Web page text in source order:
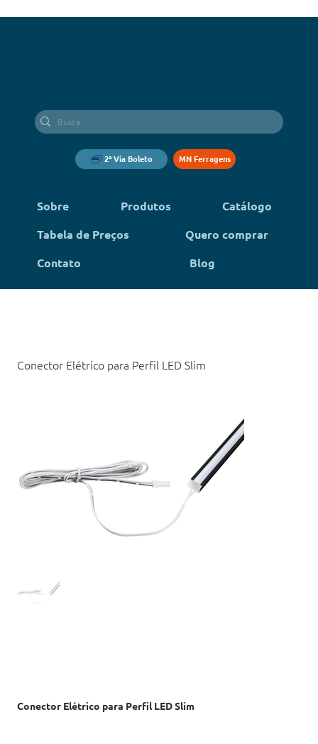
2ª Via Boleto MN Ferragens
Sobre Produtos
Catálogo
Tabela de Preços
Quero comprar
Contato
Blog
Conector Elétrico para Perfil LED Slim
Conector Elétrico para Perfil LED Slim